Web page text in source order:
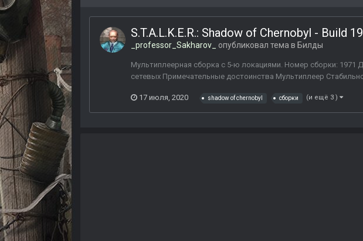
S.T.A.L.K.E.R.: Shadow of Chernobyl - Build
_professor_Sakharov_ опубликовал тема в Билды
Мультиплеерная сборка с 5-ю локациями. Номер сборки: 1971
сетевых Примечательные достоинства Мультиплеер
17 июля, 2020 shadow of chernobyl сборки (и ещё 3 )